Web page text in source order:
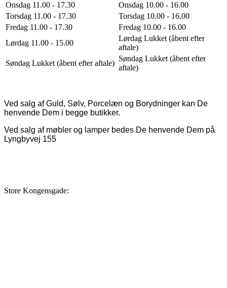
Onsdag 11.00 - 17.30
Onsdag 10.00 - 16.00
Torsdag 11.00 - 17.30
Torsdag 10.00 - 16.00
Fredag 11.00 - 17.30
Fredag 10.00 - 16.00
Lørdag 11.00 - 15.00
Lørdag Lukket (åbent efter
aftale)
Søndag Lukket (åbent efter aftale)
Søndag Lukket (åbent efter
aftale)
Ved salg af Guld, Sølv, Porcelæn og Borydninger kan De
henvende Dem i begge butikker.
Ved salg af møbler og lamper bedes De henvende Dem på
Lyngbyvej 155
Store Kongensgade: